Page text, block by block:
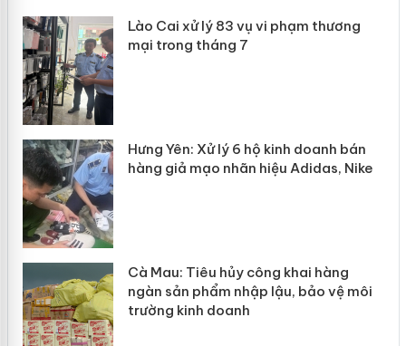
Lào Cai xử lý 83 vụ vi phạm thương
mại trong tháng 7
Hưng Yên: Xử lý 6 hộ kinh doanh bán
hàng giả mạo nhãn hiệu Adidas, Nike
Cà Mau: Tiêu hủy công khai hàng
ngàn sản phẩm nhập lậu, bảo vệ môi
trường kinh doanh